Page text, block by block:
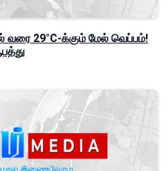
29°C-க்கும் மேல் வெப்பம்!